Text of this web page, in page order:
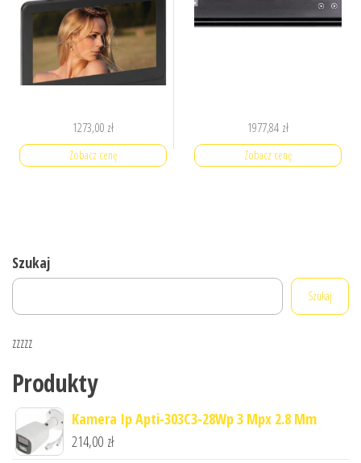
1273,00 zł
Zobacz cenę
1977,84 zł
Zobacz cenę
Szukaj
Szukaj
zzzzz
Produkty
Kamera Ip Apti-303C3-28Wp 3 Mpx 2.8 Mm
214,00 zł